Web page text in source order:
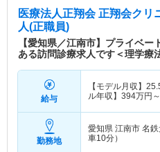
医療法人正翔会 正翔会クリ
人(正職員)
【愛知県／江南市】プライベ
ある訪問診療求人です＜理学療
給与
【モデル月収】
ル年収】 394万円～
勤務地
愛知県 江南市 名鉄
車10分）